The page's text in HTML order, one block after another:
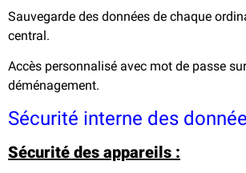
Sauvegarde des données de chaque
central.
Accès personnalisé avec mot de passe
déménagement.
Sécurité interne des
Sécurité des appareils :